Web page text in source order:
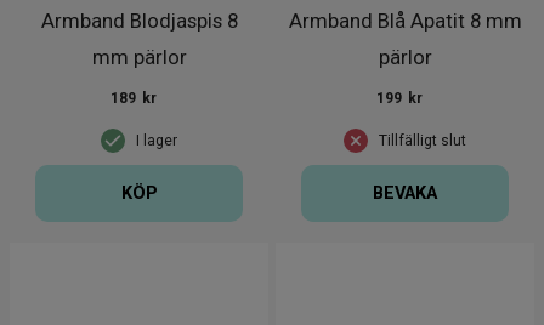
Armband Blodjaspis 8
mm pärlor
I lager
189 kr
KÖP
Armband Blå Apatit 8 mm
pärlor
Tillfälligt slut
199 kr
BEVAKA